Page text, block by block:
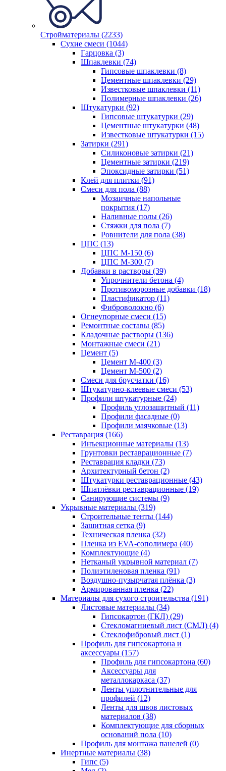
Стройматериалы (2233)
Сухие смеси (1044)
Гарцовка (3)
Шпаклевки (74)
Гипсовые шпаклевки (8)
Цементные шпаклевки (29)
Известковые шпаклевки (11)
Полимерные шпаклевки (26)
Штукатурки (92)
Гипсовые штукатурки (29)
Цементные штукатурки (48)
Известковые штукатурки (15)
Затирки (291)
Силиконовые затирки (21)
Цементные затирки (219)
Эпоксидные затирки (51)
Клей для плитки (91)
Смеси для пола (88)
Мозаичные напольные
покрытия (17)
Наливные полы (26)
Стяжки для пола (7)
Ровнители для пола (38)
ЦПС (13)
ЦПС М-150 (6)
ЦПС М-300 (7)
Добавки в растворы (39)
Упрочнители бетона (4)
Противоморозные добавки (18)
Пластификатор (11)
Фиброволокно (6)
Огнеупорные смеси (15)
Ремонтные составы (85)
Кладочные растворы (136)
Монтажные смеси (21)
Цемент (5)
Цемент М-400 (3)
Цемент М-500 (2)
Смеси для брусчатки (16)
Штукатурно-клеевые смеси (53)
Профили штукатурные (24)
Профиль углозащитный (11)
Профили фасадные (0)
Профили маячковые (13)
Реставрация (166)
Инъекционные материалы (13)
Грунтовки реставрационные (7)
Реставрация кладки (73)
Архитектурный бетон (2)
Штукатурки реставрационные (43)
Шпатлёвки реставрационные (19)
Санирующие системы (9)
Укрывные материалы (319)
Строительные тенты (144)
Защитная сетка (9)
Техническая пленка (32)
Пленка из EVA-сополимера (40)
Комплектующие (4)
Нетканый укрывной материал (7)
Полиэтиленовая пленка (91)
Воздушно-пузырчатая плёнка (3)
Армированная пленка (22)
Материалы для сухого строительства (191)
Листовые материалы (34)
Гипсокартон (ГКЛ) (29)
Стекломагниевый лист (СМЛ) (4)
Cтеклофибровый лист (1)
Профиль для гипсокартона и
аксессуары (157)
Профиль для гипсокартона (60)
Аксессуары для
металлокаркаса (37)
Ленты уплотнительные для
профилей (12)
Ленты для швов листовых
материалов (38)
Комплектующие для сборных
оснований пола (10)
Профиль для монтажа панелей (0)
Инертные материалы (38)
Гипс (5)